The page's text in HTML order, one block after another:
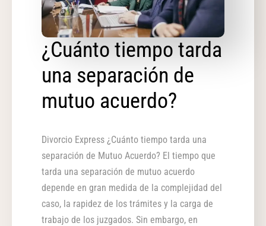
¿Cuánto tiempo tarda
una separación de
mutuo acuerdo?
Divorcio Express ¿Cuánto tiempo tarda una
separación de Mutuo Acuerdo? El tiempo que
tarda una separación de mutuo acuerdo
depende en gran medida de la complejidad del
caso, la rapidez de los trámites y la carga de
trabajo de los juzgados. Sin embargo, en